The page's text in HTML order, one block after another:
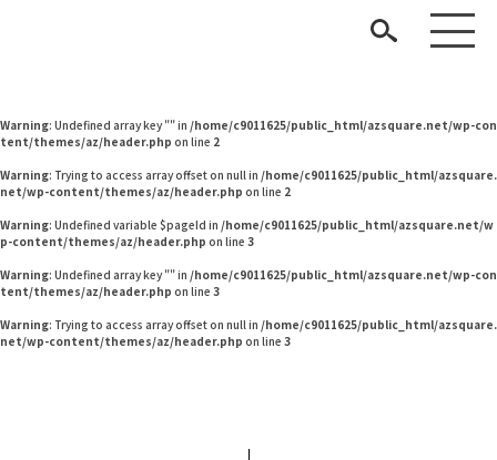
/home/c9011625/public_html/azsquare.net/w
Warning: Undefined array key "" in /home/c9011625/public_html/azsquare.net/wp-con
tent/themes/az/header.php on line 2
Warning: Trying to access array offset on null in /home/c9011625/public_html/azsquare.
net/wp-content/themes/az/header.php on line 2
Warning: Undefined variable $pageId in /home/c9011625/public_html/azsquare.net/w
p-content/themes/az/header.php on line 3
Warning: Undefined array key "" in /home/c9011625/public_html/azsquare.net/wp-con
tent/themes/az/header.php on line 3
Warning: Trying to access array offset on null in /home/c9011625/public_html/azsquare.
net/wp-content/themes/az/header.php on line 3
TAG LIST
見つける
楽しむ